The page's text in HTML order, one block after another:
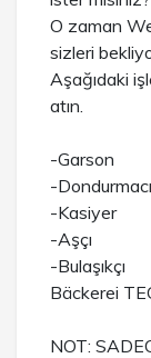
O zaman
sizleri
Aşağıdaki
atın.
-Garson
-Dondurmacı
-Kasiyer
-Aşçı
-Bulaşıkçı
Bäckerei
NOT: